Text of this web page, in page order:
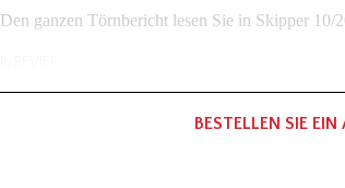
Den ganzen Törnbericht lesen Sie in Skipper 10/
BESTELLEN SIE